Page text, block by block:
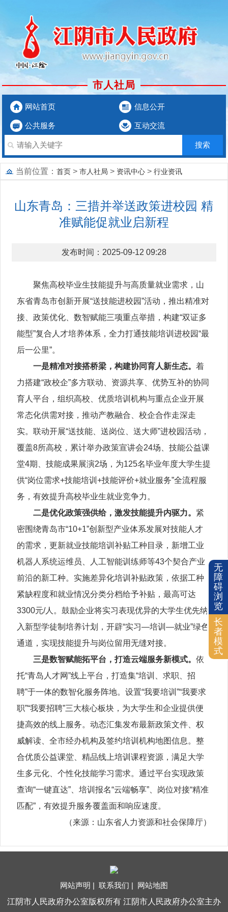
市人社局
网站首页 信息公开
公共服务 互动交流
当前位置： 首页 > 市人社局 > 资讯中心 > 行业资讯
山东青岛：三措并举送政策进校园 精
准赋能促就业启新程
发布时间：2025-09-12 09:28
聚焦高校毕业生技能提升与高质量就业需求，山
东省青岛市创新开展“送技能进校园”活动，推出精准对
接、政策优化、数智赋能三项重点举措，构建“双证多
能型”复合人才培养体系，全力打通技能培训进校园“最
后一公里”。
一是精准对接搭桥梁，构建协同育人新生态。着
力搭建“政校企”多方联动、资源共享、优势互补的协同
育人平台，组织高校、优质培训机构与重点企业开展
常态化供需对接，推动产教融合、校企合作走深走
实。联动开展“送技能、送岗位、送大师”进校园活动，
覆盖8所高校，累计举办政策宣讲会24场、技能公益课
堂4期、技能成果展演2场，为125名毕业年度大学生提
供“岗位需求+技能培训+技能评价+就业服务”全流程服
务，有效提升高校毕业生就业竞争力。
二是优化政策强供给，激发技能提升内驱力。 紧
密围绕青岛市“10+1”创新型产业体系发展对技能人才
的需求，更新就业技能培训补贴工种目录，新增工业
机器人系统运维员、人工智能训练师等43个契合产业
前沿的新工种。实施差异化培训补贴政策，依据工种
紧缺程度和就业情况分类分档给予补贴，最高可达
3300元/人。鼓励企业将实习表现优异的大学生优先纳
入新型学徒制培养计划，开辟“实习—培训—就业”绿色
通道，实现技能提升与岗位留用无缝对接。
三是数智赋能拓平台，打造云端服务新模式。依
托“青岛人才网”线上平台，打造集“培训、求职、招
聘”于一体的数智化服务阵地。设置“我要培训”“我要求
职”“我要招聘”三大核心板块，为大学生和企业提供便
捷高效的线上服务。动态汇集发布最新政策文件、权
威解读、全市经办机构及签约培训机构地图信息。整
合优质公益课堂、精品线上培训课程资源，满足大学
生多元化、个性化技能学习需求。通过平台实现政策
查询“一键直达”、培训报名“云端畅享”、岗位对接“精准
匹配”，有效提升服务覆盖面和响应速度。
（来源：山东省人力资源和社会保障厅）
网站声明 | 联系我们 | 网站地图
江阴市人民政府办公室版权所有 江阴市人民政府办公室主办
无
障
碍
浏
览
长
者
模
式